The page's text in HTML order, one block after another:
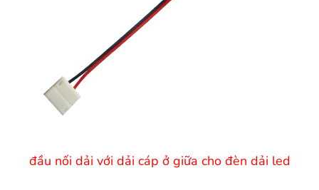
đầu nối dải với dải cáp ở giữa cho đèn dải led